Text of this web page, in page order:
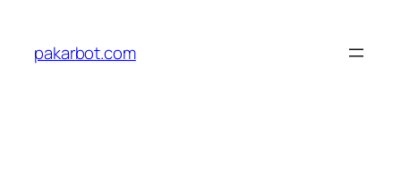
content
pakarbot.com